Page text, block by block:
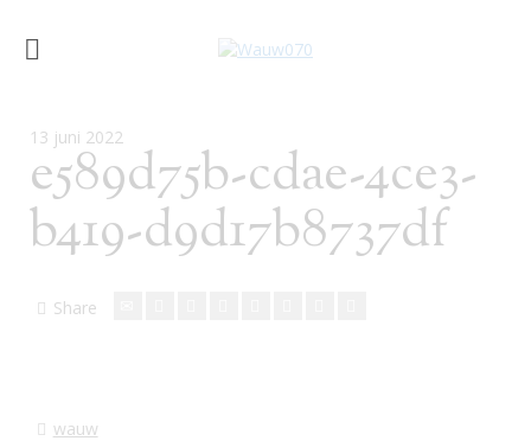
13 juni 2022
e589d75b-cdae-4ce3-
b419-d9d17b8737df
Share
wauw